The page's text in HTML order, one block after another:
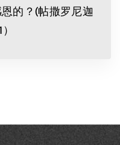
的？(帖撒罗尼迦